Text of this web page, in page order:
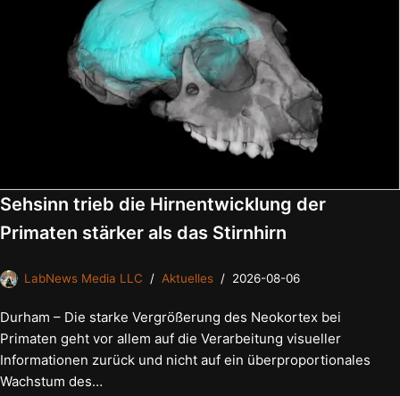
Sehsinn trieb die Hirnentwicklung der
Primaten stärker als das Stirnhirn
LabNews Media LLC Aktuelles 2026-08-06
Durham – Die starke Vergrößerung des Neokortex bei
Primaten geht vor allem auf die Verarbeitung visueller
Informationen zurück und nicht auf ein überproportionales
Wachstum des…